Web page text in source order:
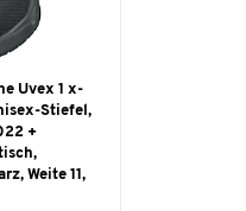
Uvex 1 x-
Stiefel,
+
Weite 11,